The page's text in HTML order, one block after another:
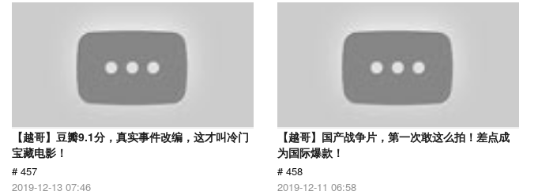
【越哥】豆瓣9.1分，真实事件改编，这才叫冷门
宝藏电影！
# 457
2019-12-13 07:46
【越哥】国产战争片，第一次敢这么拍！差点成
为国际爆款！
# 458
2019-12-11 06:58